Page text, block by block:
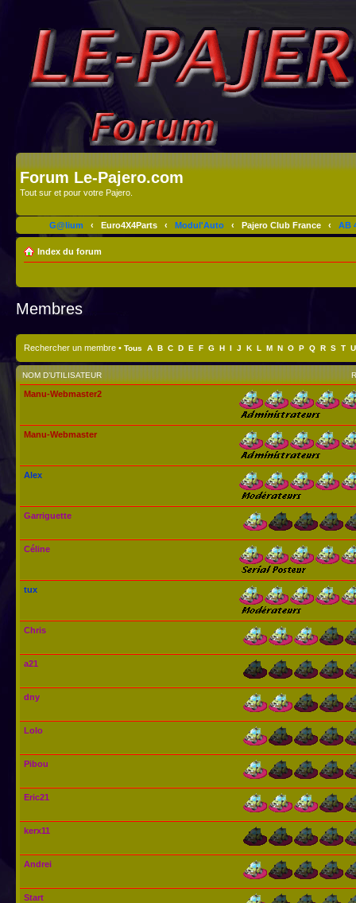
Forum Le-Pajero.com
Tout sur et pour votre Pajero.
G@lium ‹ Euro4X4Parts ‹ Modul'Auto ‹ Pajero Club France ‹ AB
Index du forum
Membres
Rechercher un membre • Tous A B C D E F G H I J K L M N O P Q R S T U
NOM D’UTILISATEUR
Manu-Webmaster2
Manu-Webmaster
Alex
Garriguette
Céline
tux
Chris
a21
dny
Lolo
Pibou
Eric21
kerx11
Andrei
Start